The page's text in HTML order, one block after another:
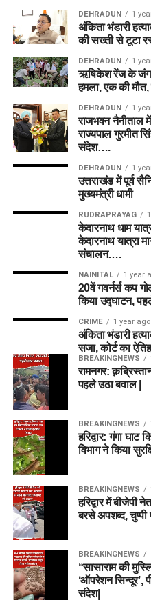
DEHRADUN 1
अंकिता भंडारी
की सख्ती से टूटा
DEHRADUN 1
ऋषिकेश रेंज के
हमला, एक की
DEHRADUN 1
राजभवन नैनीताल में
राज्यपाल गुरमीत
संदेश….
DEHRADUN 1
उत्तराखंड में पूर्व
मुख्यमंत्री धामी
RUDRAPRAYAG
केदारनाथ धाम
केदारनाथ यात्रा
संचालन….
NAINITAL 1 year
20वें गवर्नर्स कप
किया उद्घाटन,
CRIME 1 year ago
अंकिता भंडारी
सजा, कोर्ट का
BREAKINGNEWS
रामनगर:
पहले उठा बवाल |
BREAKINGNEWS
हरिद्वार: गंगा
विभाग ने किया
BREAKINGNEWS
हरिद्वार में
बरसे अपशब्द,
BREAKINGNEWS
“सासाराम की
‘ऑपरेशन सिन्दूर’,
संदेश|